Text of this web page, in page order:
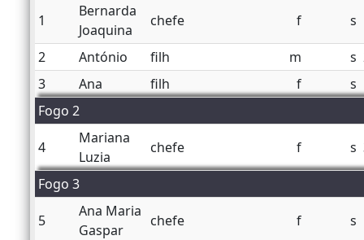
1
Bernarda
Joaquina
chefe f s
2 António filh m s
3
Ana filh f s
Fogo 2
4
Mariana
Luzia
chefe f s
Fogo 3
5
Ana Maria
Gaspar
chefe f s